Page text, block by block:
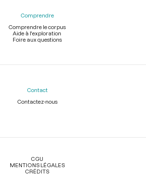
Comprendre
Comprendre le corpus
Aide à l'exploration
Foire aux questions
Contact
Contactez-nous
CGU
MENTIONS LÉGALES
CRÉDITS